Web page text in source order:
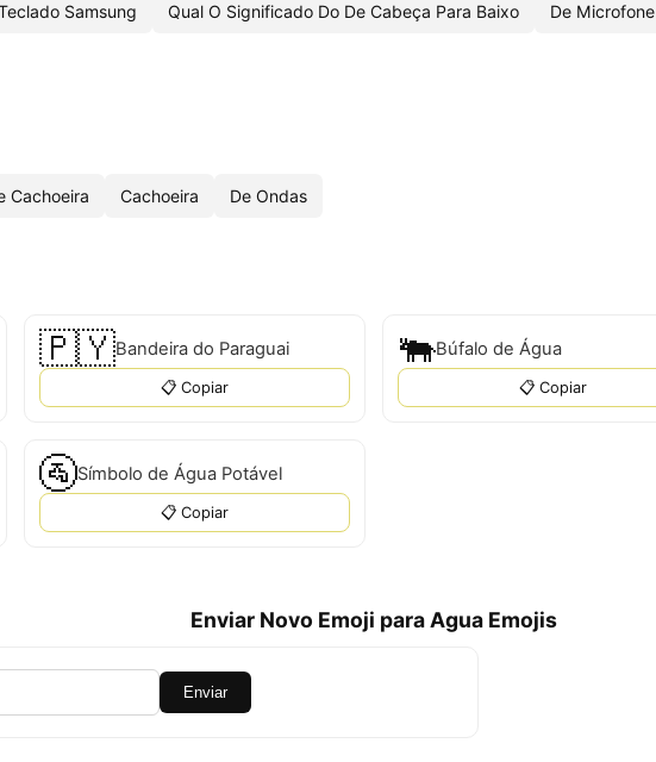
Samsung Qual O Significado Do De Cabeça Para Baixo De Microfone
Cachoeira Cachoeira De Ondas
🇵🇾Bandeira do Paraguai
📋 Copiar
🐃Búfalo de Água
📋 Copiar
🚰Símbolo de Água Potável
📋 Copiar
Enviar Novo Emoji para Agua Emojis
Enviar